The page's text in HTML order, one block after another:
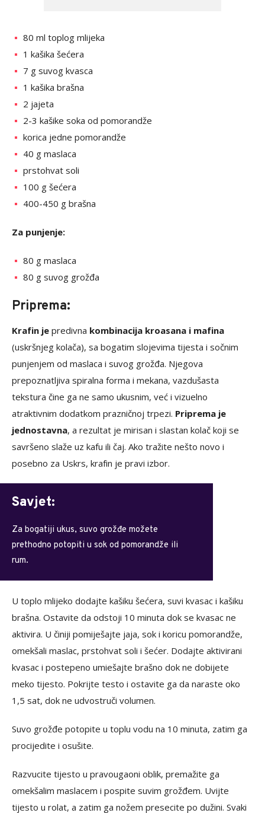
80 ml toplog mlijeka
1 kašika šećera
7 g suvog kvasca
1 kašika brašna
2 jajeta
2-3 kašike soka od pomorandže
korica jedne pomorandže
40 g maslaca
prstohvat soli
100 g šećera
400-450 g brašna
Za punjenje:
80 g maslaca
80 g suvog grožđa
Priprema:
Krafin je predivna kombinacija kroasana i mafina
(uskršnjeg kolača), sa bogatim slojevima tijesta i sočnim
punjenjem od maslaca i suvog grožđa. Njegova
prepoznatljiva spiralna forma i mekana, vazdušasta
tekstura čine ga ne samo ukusnim, već i vizuelno
atraktivnim dodatkom prazničnoj trpezi. Priprema je
jednostavna, a rezultat je mirisan i slastan kolač koji se
savršeno slaže uz kafu ili čaj. Ako tražite nešto novo i
posebno za Uskrs, krafin je pravi izbor.
Savjet:
Za bogatiji ukus, suvo grožđe možete
prethodno potopiti u sok od pomorandže ili
rum.
U toplo mlijeko dodajte kašiku šećera, suvi kvasac i kašiku
brašna. Ostavite da odstoji 10 minuta dok se kvasac ne
aktivira. U činiji pomiješajte jaja, sok i koricu pomorandže,
omekšali maslac, prstohvat soli i šećer. Dodajte aktivirani
kvasac i postepeno umiešajte brašno dok ne dobijete
meko tijesto. Pokrijte testo i ostavite ga da naraste oko
1,5 sat, dok ne udvostruči volumen.
Suvo grožđe potopite u toplu vodu na 10 minuta, zatim ga
procijedite i osušite.
Razvucite tijesto u pravougaoni oblik, premažite ga
omekšalim maslacem i pospite suvim grožđem. Uvijte
tijesto u rolat, a zatim ga nožem presecite po dužini. Svaki